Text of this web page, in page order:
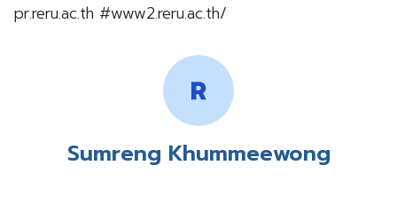
pr.reru.ac.th #www2.reru.ac.th/
Sumreng Khummeewong